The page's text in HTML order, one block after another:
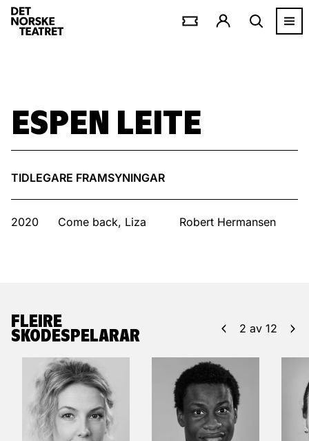
ESPEN LEITE
TIDLEGARE FRAMSYNINGAR
2020 Come back, Liza Robert Hermansen
FLEIRE
SKODESPELARAR 2 av 12